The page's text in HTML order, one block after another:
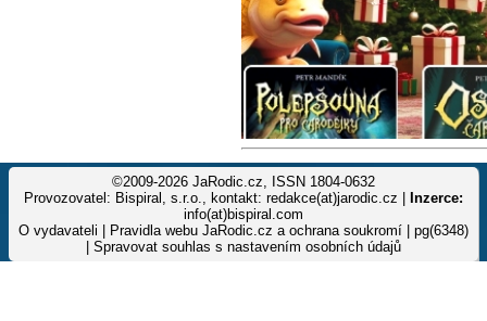
©2009-2026 JaRodic.cz, ISSN 1804-0632
Provozovatel: Bispiral, s.r.o., kontakt: redakce(at)jarodic.cz |
Inzerce:
info(at)bispiral.com
O vydavateli
Pravidla webu JaRodic.cz a ochrana soukromí | pg(6348)
Spravovat souhlas s nastavením osobních údajů